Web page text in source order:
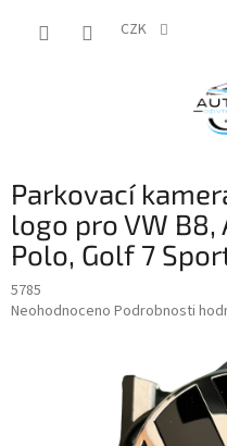
CZK
Parkovací
logo pro VW B8,
Polo, Golf 7
5785
Průměrné
Neohodnoceno Podrobnosti